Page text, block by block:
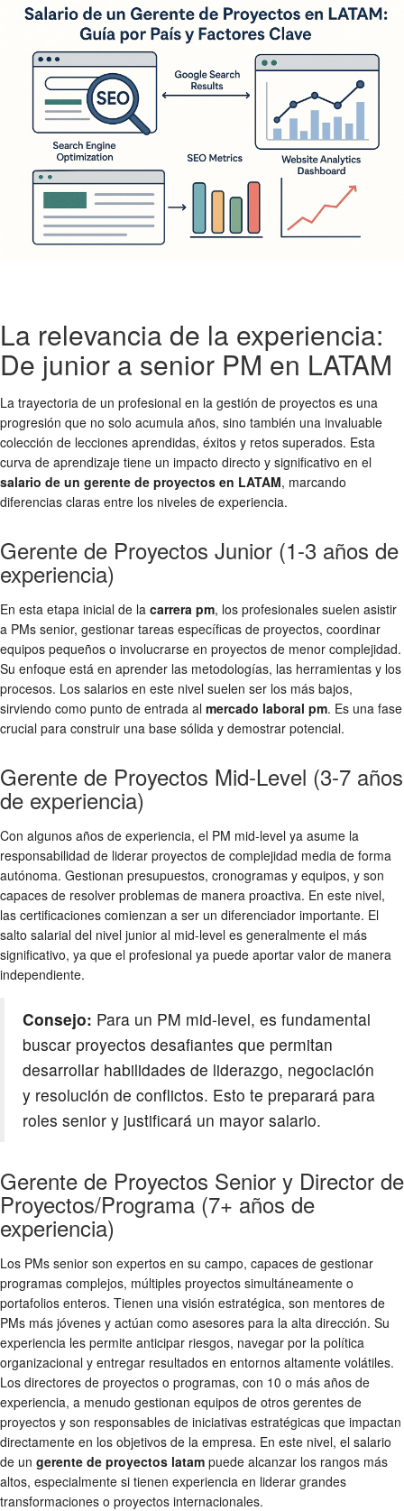
La relevancia de la experiencia:
De junior a senior PM en LATAM
La trayectoria de un profesional en la gestión de proyectos es una
progresión que no solo acumula años, sino también una invaluable
colección de lecciones aprendidas, éxitos y retos superados. Esta
curva de aprendizaje tiene un impacto directo y significativo en el
salario de un gerente de proyectos en LATAM, marcando
diferencias claras entre los niveles de experiencia.
Gerente de Proyectos Junior (1-3 años de
experiencia)
En esta etapa inicial de la carrera pm, los profesionales suelen asistir
a PMs senior, gestionar tareas específicas de proyectos, coordinar
equipos pequeños o involucrarse en proyectos de menor complejidad.
Su enfoque está en aprender las metodologías, las herramientas y los
procesos. Los salarios en este nivel suelen ser los más bajos,
sirviendo como punto de entrada al mercado laboral pm. Es una fase
crucial para construir una base sólida y demostrar potencial.
Gerente de Proyectos Mid-Level (3-7 años
de experiencia)
Con algunos años de experiencia, el PM mid-level ya asume la
responsabilidad de liderar proyectos de complejidad media de forma
autónoma. Gestionan presupuestos, cronogramas y equipos, y son
capaces de resolver problemas de manera proactiva. En este nivel,
las certificaciones comienzan a ser un diferenciador importante. El
salto salarial del nivel junior al mid-level es generalmente el más
significativo, ya que el profesional ya puede aportar valor de manera
independiente.
Consejo: Para un PM mid-level, es fundamental
buscar proyectos desafiantes que permitan
desarrollar habilidades de liderazgo, negociación
y resolución de conflictos. Esto te preparará para
roles senior y justificará un mayor salario.
Gerente de Proyectos Senior y Director de
Proyectos/Programa (7+ años de
experiencia)
Los PMs senior son expertos en su campo, capaces de gestionar
programas complejos, múltiples proyectos simultáneamente o
portafolios enteros. Tienen una visión estratégica, son mentores de
PMs más jóvenes y actúan como asesores para la alta dirección. Su
experiencia les permite anticipar riesgos, navegar por la política
organizacional y entregar resultados en entornos altamente volátiles.
Los directores de proyectos o programas, con 10 o más años de
experiencia, a menudo gestionan equipos de otros gerentes de
proyectos y son responsables de iniciativas estratégicas que impactan
directamente en los objetivos de la empresa. En este nivel, el salario
de un gerente de proyectos latam puede alcanzar los rangos más
altos, especialmente si tienen experiencia en liderar grandes
transformaciones o proyectos internacionales.